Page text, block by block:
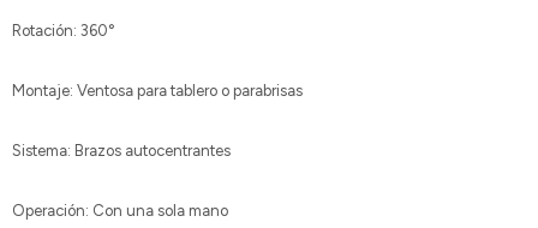
Rotación: 360°
Montaje: Ventosa para tablero o parabrisas
Sistema: Brazos autocentrantes
Operación: Con una sola mano